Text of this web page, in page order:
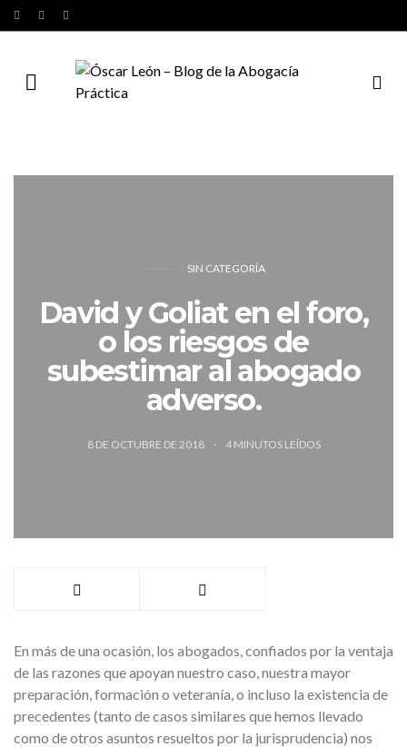
SIN CATEGORÍA
David y Goliat en el foro,
o los riesgos de
subestimar al abogado
adverso.
8 DE OCTUBRE DE 2018 4 MINUTOS LEÍDOS
En más de una ocasión, los abogados, confiados por la ventaja
de las razones que apoyan nuestro caso, nuestra mayor
preparación, formación o veteranía, o incluso la existencia de
precedentes (tanto de casos similares que hemos llevado
como de otros asuntos resueltos por la jurisprudencia) nos